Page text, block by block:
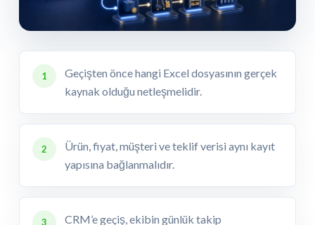
1
Geçişten önce hangi Excel dosyasının gerçek
kaynak olduğu netleşmelidir.
2
Ürün, fiyat, müşteri ve teklif verisi aynı kayıt
yapısına bağlanmalıdır.
3
CRM’e geçiş, ekibin günlük takip